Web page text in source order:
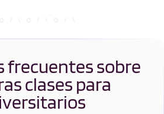
frecuentes sobre
clases para